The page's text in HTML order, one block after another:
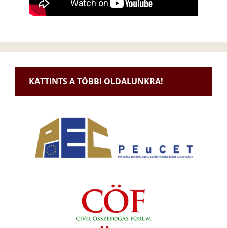
KATTINTS A TÖBBI OLDALUNKRA!